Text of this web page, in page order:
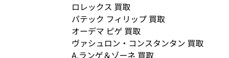
ロレックス 買取
パテック フィリップ 買取
オーデマ ピゲ 買取
ヴァシュロン・コンスタンタン 買取
A.ランゲ＆ゾーネ 買取